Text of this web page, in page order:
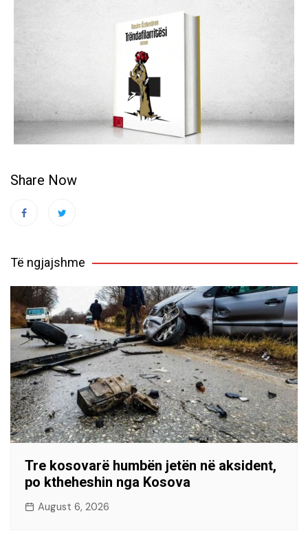
Share Now
Të ngjajshme
Tre kosovarë humbën jetën në aksident,
po ktheheshin nga Kosova
August 6, 2026